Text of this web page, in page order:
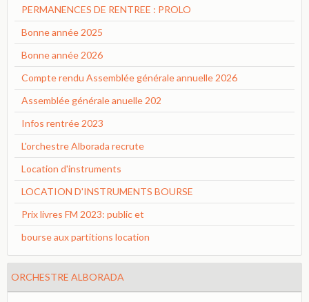
PERMANENCES DE RENTREE : PROLO
Bonne année 2025
Bonne année 2026
Compte rendu Assemblée générale annuelle 2026
Assemblée générale anuelle 202
Infos rentrée 2023
L'orchestre Alborada recrute
Location d'instruments
LOCATION D'INSTRUMENTS BOURSE
Prix livres FM 2023: public et
bourse aux partitions location
ORCHESTRE ALBORADA